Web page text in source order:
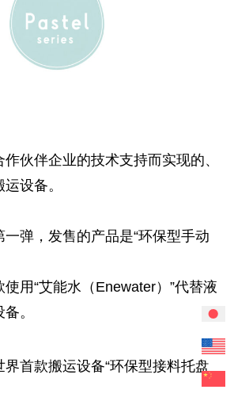
伙伴企业的技术支持而实现的、
设备。
弹，发售的产品是“环保型手动
用“艾能水（Enewater）”代替液
。
首款搬运设备“环保型接料托盘